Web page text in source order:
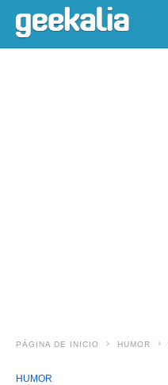
PÁGINA DE INICIO HUMOR
HUMOR